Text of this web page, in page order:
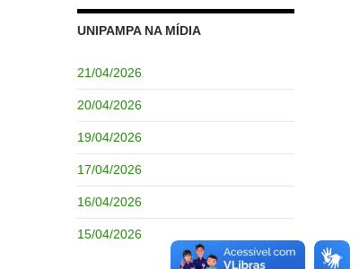
UNIPAMPA NA MÍDIA
21/04/2026
20/04/2026
19/04/2026
17/04/2026
16/04/2026
15/04/2026